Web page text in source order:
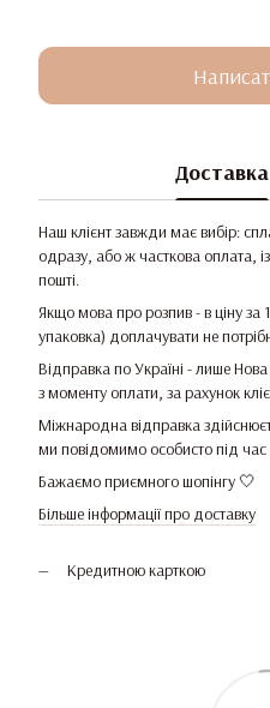
Доставка
Наш клієнт завжди має вибір:
одразу, або ж часткова оплата,
пошті.
Якщо мова про розпив - в ціну за
упаковка) доплачувати не
Відправка по Україні - лише
з моменту оплати, за рахунок
Міжнародна відправка
ми повідомимо особисто під
Бажаємо приємного шопінгу 🤍
Більше інформації про доставку
Кредитною карткою